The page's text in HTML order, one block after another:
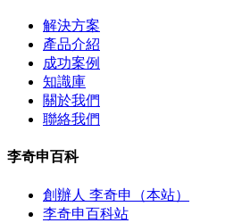
解決方案
產品介紹
成功案例
知識庫
關於我們
聯絡我們
李奇申百科
創辦人 李奇申（本站）
李奇申百科站